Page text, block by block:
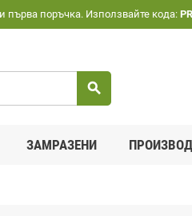
първа поръчка. Използвайте кода:
search
ЗАМРАЗЕНИ